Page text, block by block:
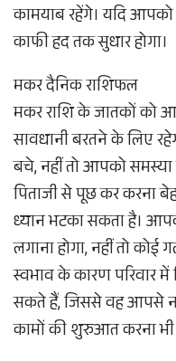
कामयाब रहेंगे। यदि आपको
काफी हद तक सुधार होगा।
मकर दैनिक राशिफल
मकर राशि के जातकों
सावधानी बरतने के लिए
बचे, नहीं तो आपको
पिताजी से पूछ कर करना
ध्यान भटका सकता है।
लगाना होगा, नहीं तो
स्वभाव के कारण परिवार
सकते हैं, जिससे वह आपसे
कामों की शुरुआत करना भी